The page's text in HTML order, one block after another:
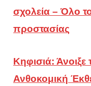
σχολεία – Όλο
προστασίας
Κηφισιά: Άνοιξε
Ανθοκομική